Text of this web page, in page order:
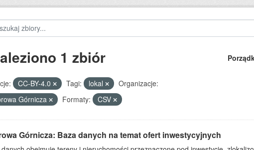
1 zbiór
CC-BY-4.0 Tagi: lokal
Organizacje:
Górnicza
Formaty: CSV
Górnicza: Baza danych na temat ofert inwestycyjnych